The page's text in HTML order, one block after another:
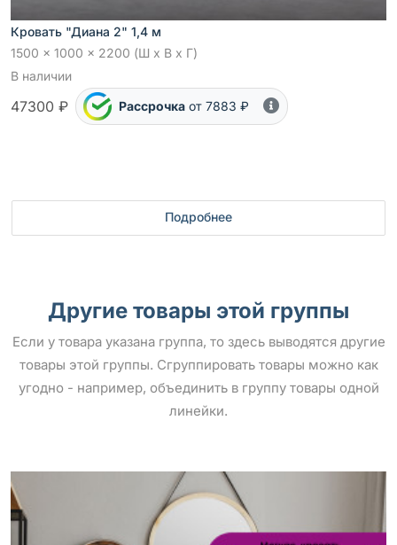
Кровать "Диана 2" 1,4 м
1500 x 1000 x 2200 (Ш x В x Г)
В наличии
47300 ₽ Рассрочка от 7883 ₽
Подробнее
Другие товары этой группы
Если у товара указана группа, то здесь выводятся другие
товары этой группы. Сгруппировать товары можно как
угодно - например, объединить в группу товары одной
линейки.